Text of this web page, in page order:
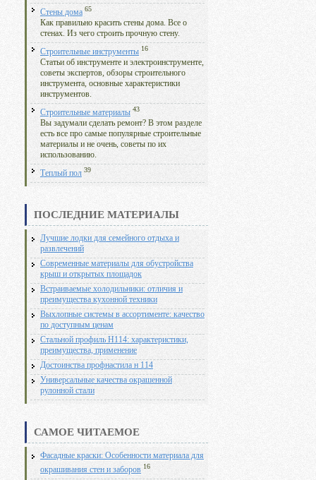
Стены дома 65
Как правильно красить стены дома. Все о
стенах. Из чего строить прочную стену.
Строительные инструменты 16
Статьи об инструменте и электроинструменте,
советы экспертов, обзоры строительного
инструмента, основные характеристики
инструментов.
Строительные материалы 43
Вы задумали сделать ремонт? В этом разделе
есть все про самые популярные строительные
материалы и не очень, советы по их
использованию.
Теплый пол 39
ПОСЛЕДНИЕ МАТЕРИАЛЫ
Лучшие лодки для семейного отдыха и
развлечений
Современные материалы для обустройства
крыш и открытых площадок
Встраиваемые холодильники: отличия и
преимущества кухонной техники
Выхлопные системы в ассортименте: качество
по доступным ценам
Стальной профиль Н114: характеристики,
преимущества, применение
Достоинства профнастила н 114
Универсальные качества окрашенной
рулонной стали
САМОЕ ЧИТАЕМОЕ
Фасадные краски: Особенности материала для
окрашивания стен и заборов 16